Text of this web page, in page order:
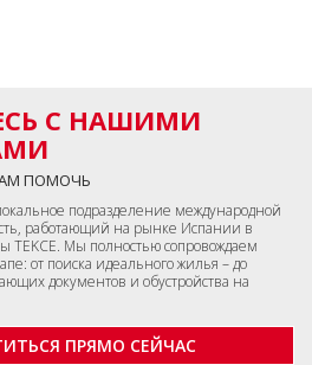
С НАШИМИ
ПОМОЧЬ
подразделение международной
работающий на рынке Испании в
TEKCE. Мы полностью сопровождаем
от поиска идеального жилья – до
документов и обустройства на
ПРЯМО СЕЙЧАС